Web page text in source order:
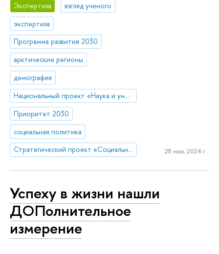
Экспертиза
взгляд ученого
экспертиза
Программа развития 2030
арктические регионы
демография
Национальный проект «Наука и университеты»
Приоритет 2030
социальная политика
Стратегический проект «Социальная политика устойчивого развития и инклюзивного экономического роста»
28 мая, 2024 г.
Успеху в жизни нашли
ДОПолнительное
измерение